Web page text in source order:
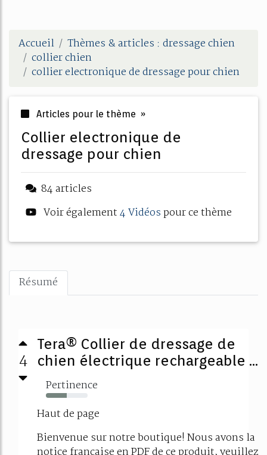
Accueil
Thèmes & articles : dressage chien
collier chien
collier electronique de dressage pour chien
Articles pour le thème »
collier electronique de
dressage pour chien
84 articles
Voir également4 Vidéospour ce thème
Résumé
4
Tera® Collier de dressage de
chien électrique rechargeable ...
Pertinence
50%
Haut de page
Bienvenue sur notre boutique! Nous avons la